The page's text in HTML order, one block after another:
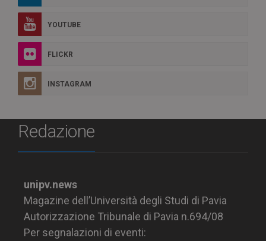
YOUTUBE
FLICKR
INSTAGRAM
Redazione
unipv.news
Magazine dell’Università degli Studi di Pavia
Autorizzazione Tribunale di Pavia n.694/08
Per segnalazioni di eventi: